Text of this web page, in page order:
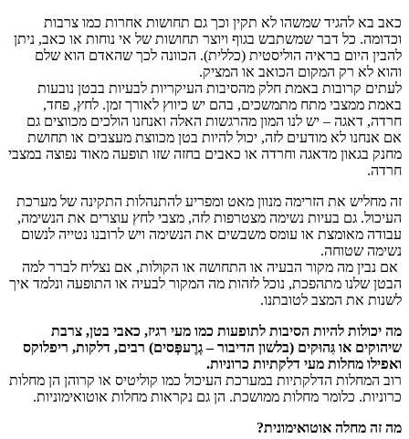
כאב בא להגיד שמשהו לא תקין וכך גם תחושות אחרות כמו צרבות
וכדומה. כל דבר שמשתבש בגוף ויוצר תחושות של אי נוחות או כאב, ניתן
להבין היום בראיה הוליסטית (כללית). הכוונה לכך שהאדם הוא שלם
והוא לא רק המקום הכואב או המציק.
לעתים קרובות באמת חלק מהסיבות העיקריות לבעיות בבטן נובעות
באמת ממצבי מתח מתמשכים, בהם יש כיווץ לאורך זמן. לחץ, פחד,
חרדה, דאגה – יש לנו המון מהרגשות האלה ואנחנו הולכים מכווצים גם
אם אנחנו לא מודעים לזה, יכול להיות בטן מכווצת מעצבים או תחושת
מחנק בגאון מדאגה וחרדה או כאבים בחזה שזו תופעה מאוד נפוצה במצבי
חרדה.
זה מחליש את הזרימה מנוון מאט ומפריע להתנהלות התקינה של מערכת
העיכול. גם בעיות נשימה מצטרפות לזה, מצבי לחץ עוצרים את הנשימה,
עבודה מאומצת או עומס משבשים את הנשימה ויש לרובנו נטייה לנשום
נשימה שטוחה.
אם נבין מה מקור הבעיה או התחושה או הקולות, אם נצליח לברר למה
הבטן שלנו מתהפכת, נוכל לזהות מה המקור לבעיה או התופעה ונלמד איך
לשנות את המצב לטובתנו.
מה יכולות להיות הסיבות לתופעות כמו מעי רגיז, כאבי בטן, צרבת
שיהוקים או גִּהוּקים (בלשון הדיבור – גְרֶעפְּסים) רבים, דלקות, ריפלוקס
ואפילו מחלות מעי דלקתיות כרוניות.
רוב המחלות הדלקתיות במערכת העיכול כמו קוליטיס או קרוהן הן מחלות
כרוניות. כלומר מחלות ממושכת. הן גם נקראות מחלות אוטואימוניות.
מה זה מחלה אוטואימונית?